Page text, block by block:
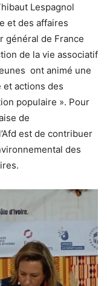
Lespagnol
et des affaires
général de France
de la vie associatif
ont animé une
et actions des
populaire ». Pour
de
est de contribuer
des